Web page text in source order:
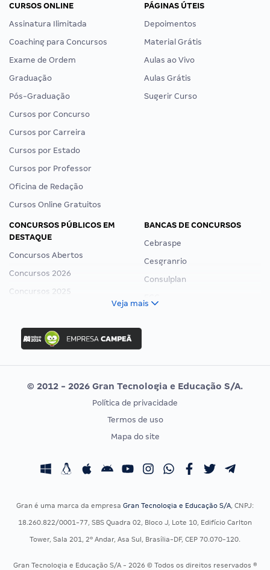
CURSOS ONLINE
Assinatura Ilimitada
Coaching para Concursos
Exame de Ordem
Graduação
Pós-Graduação
Cursos por Concurso
Cursos por Carreira
Cursos por Estado
Cursos por Professor
Oficina de Redação
Cursos Online Gratuitos
PÁGINAS ÚTEIS
Depoimentos
Material Grátis
Aulas ao Vivo
Aulas Grátis
Sugerir Curso
CONCURSOS PÚBLICOS EM
DESTAQUE
Concursos Abertos
Concursos 2026
Concursos 2025
Concurso Ibama
Concurso MPU
Editais publicados
BANCAS DE CONCURSOS
Cebraspe
Cesgranrio
Consulplan
Vunesp
CONCURSOS POR PROFISSÃO
Concursos Fiscais
EXAME DE ORDEM
Calendário OAB
Veja mais
© 2012 - 2026 Gran Tecnologia e Educação S/A.
Política de privacidade
Termos de uso
Mapa do site
Gran é uma marca da empresa Gran Tecnologia e Educação S/A, CNPJ:
18.260.822/0001-77, SBS Quadra 02, Bloco J, Lote 10, Edifício Carlton
Tower, Sala 201, 2º Andar, Asa Sul, Brasília-DF, CEP 70.070-120.
Gran Tecnologia e Educação S/A - 2026 © Todos os direitos reservados ®